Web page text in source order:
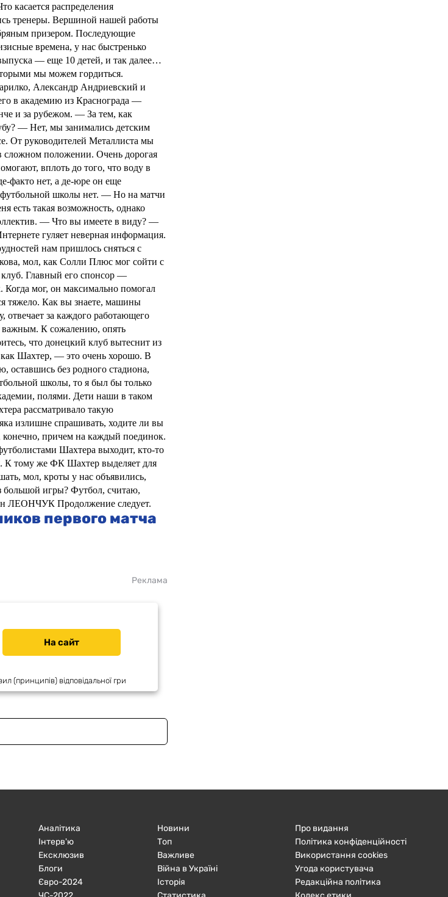
касается распределения
тренеры. Вершиной нашей работы
призером. Последующие
времена, у нас быстренько
— еще 10 детей, и так далее…
мы можем гордиться.
Александр Андриевский и
в академию из Краснограда —
и за рубежом. — За тем, как
— Нет, мы занимались детским
От руководителей Металлиста мы
сложном положении. Очень дорогая
вплоть до того, что воду в
факто нет, а де-юре он еще
школы нет. — Но на матчи
есть такая возможность, однако
— Что вы имеете в виду? —
гуляет неверная информация.
нам пришлось сняться с
мол, как Солли Плюс мог сойти с
Главный его спонсор —
мог, он максимально помогал
тяжело. Как вы знаете, машины
отвечает за каждого работающего
важным. К сожалению, опять
что донецкий клуб вытеснит из
Шахтер, — это очень хорошо. В
оставшись без родного стадиона,
школы, то я был бы только
полями. Дети наши в таком
рассматривало такую
излишне спрашивать, ходите ли вы
причем на каждый поединок.
Шахтера выходит, кто-то
К тому же ФК Шахтер выделяет для
мол, кроты у нас объявились,
большой игры? Футбол, считаю,
ЛЕОНЧУК Продолжение следует.
первого матча
Реклама
На сайт
(принципів) відповідальної гри
Аналітика
Інтерв'ю
Ексклюзив
Блоги
Євро-2024
Новини
Топ
Важливе
Війна в Україні
Історія
Про видання
Політика конфіденційності
Використання cookies
Угода користувача
Редакційна політика